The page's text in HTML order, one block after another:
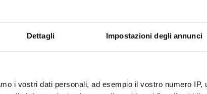
Dettagli Impostazioni degli annunci
i vostri dati personali, ad esempio il vostro numero IP,
attivi nel periodo selezionato:1.
per vedere orari e dettagli del corso.
NOME
CREDITI